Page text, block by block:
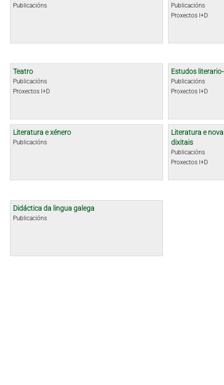
Publicacións
Publicacións
Proxectos I+D
Teatro
Publicacións
Proxectos I+D
Estudos
Publicacións
Proxectos I+D
Literatura e xénero
Publicacións
Literatura e
dixitais
Publicacións
Proxectos I+D
Didáctica da lingua galega
Publicacións